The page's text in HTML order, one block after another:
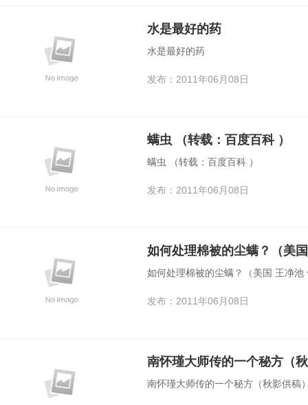
水是最好的药
水是最好的药
发布：2011年06月08日
螨虫 （转载：百度百科 ）
螨虫 （转载：百度百科 ）
发布：2011年06月08日
如何处理棉被的尘螨？（美
如何处理棉被的尘螨？（美国 王净池
发布：2011年06月08日
南怀瑾大师传的一个秘方（
南怀瑾大师传的一个秘方（秋影供稿